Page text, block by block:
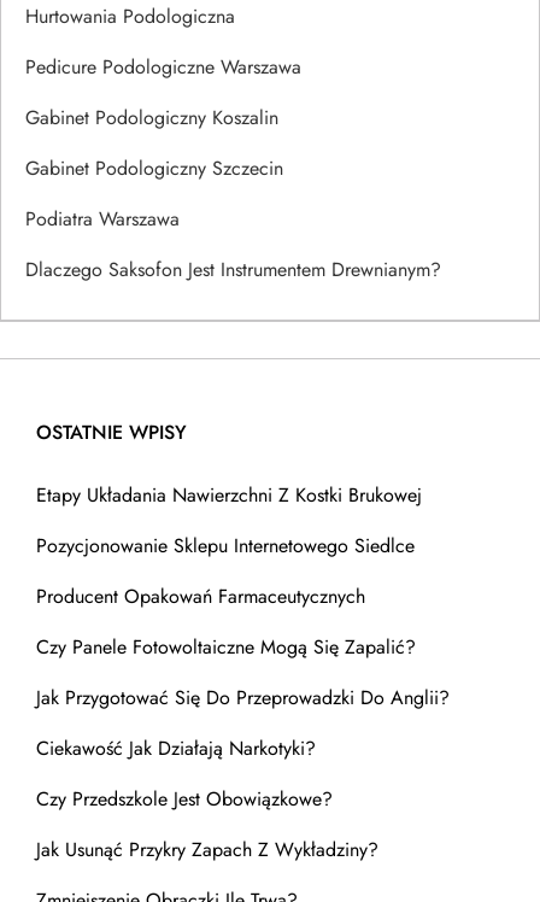
Hurtowania Podologiczna
Pedicure Podologiczne Warszawa
Gabinet Podologiczny Koszalin
Gabinet Podologiczny Szczecin
Podiatra Warszawa
Dlaczego Saksofon Jest Instrumentem Drewnianym?
OSTATNIE WPISY
Etapy Układania Nawierzchni Z Kostki Brukowej
Pozycjonowanie Sklepu Internetowego Siedlce
Producent Opakowań Farmaceutycznych
Czy Panele Fotowoltaiczne Mogą Się Zapalić?
Jak Przygotować Się Do Przeprowadzki Do Anglii?
Ciekawość Jak Działają Narkotyki?
Czy Przedszkole Jest Obowiązkowe?
Jak Usunąć Przykry Zapach Z Wykładziny?